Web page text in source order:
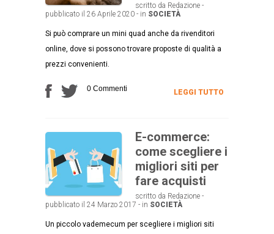
scritto da Redazione -
pubblicato il 26 Aprile 2020 - in SOCIETÀ
Si può comprare un mini quad anche da rivenditori
online, dove si possono trovare proposte di qualità a
prezzi convenienti.
0 Commenti LEGGI TUTTO
E-commerce:
come scegliere i
migliori siti per
fare acquisti
scritto da Redazione -
pubblicato il 24 Marzo 2017 - in SOCIETÀ
Un piccolo vademecum per scegliere i migliori siti